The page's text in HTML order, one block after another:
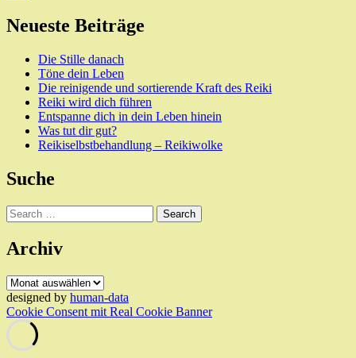
Neueste Beiträge
Die Stille danach
Töne dein Leben
Die reinigende und sortierende Kraft des Reiki
Reiki wird dich führen
Entspanne dich in dein Leben hinein
Was tut dir gut?
Reikiselbstbehandlung – Reikiwolke
Suche
Search
Archiv
Archiv
designed by human-data
Cookie Consent mit Real Cookie Banner